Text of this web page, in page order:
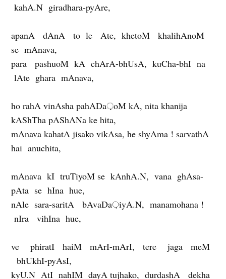
kahA.N giradhara-pyAre,
apanA dAnA to le Ate, khetoM khalihAnoM
se mAnava,
para pashuoM kA chArA-bhUsA, kuCha-bhI na
lAte ghara mAnava,
ho rahA vinAsha pahADa़oM kA, nita khanija
kAShTha pAShANa ke hita,
mAnava kahatA jisako vikAsa, he shyAma ! sarvathA
hai anuchita,
mAnava kI truTiyoM se kAnhA.N, vana ghAsa-
pAta se hIna hue,
nAle sara-saritA bAvaDa़iyA.N, manamohana !
nIra vihIna hue,
ve phiratI haiM mArI-mArI, tere jaga meM
bhUkhI-pyAsI,
kyU.N AtI nahIM dayA tujhako, durdashA dekha